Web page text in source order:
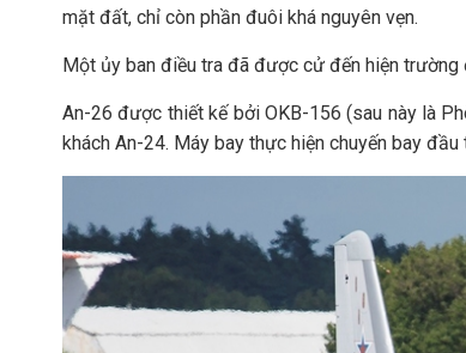
mặt đất, chỉ còn phần đuôi khá nguyên vẹn.
Một ủy ban điều tra đã được cử đến hiện trường
An-26 được thiết kế bởi OKB-156 (sau này là
khách An-24. Máy bay thực hiện chuyến bay